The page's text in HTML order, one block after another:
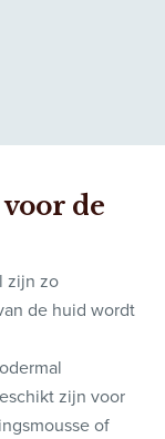
de
zijn zo
de huid wordt
zijn voor
of